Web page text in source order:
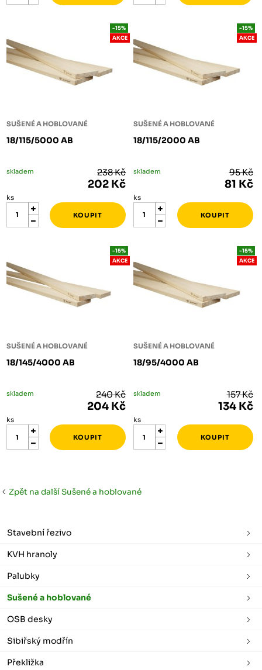
SUŠENÉ A HOBLOVANÉ
18/115/5000 AB
-15%
AKCE
skladem 238 Kč
202 Kč
ks
SUŠENÉ A HOBLOVANÉ
18/115/2000 AB
-15%
AKCE
skladem 95 Kč
81 Kč
ks
SUŠENÉ A HOBLOVANÉ
18/145/4000 AB
-15%
AKCE
skladem 240 Kč
204 Kč
ks
SUŠENÉ A HOBLOVANÉ
18/95/4000 AB
-15%
AKCE
skladem 157 Kč
134 Kč
ks
Zpět na další Sušené a hoblované
Stavební řezivo
KVH hranoly
Palubky
Sušené a hoblované
OSB desky
Sibiřský modřín
Překližka